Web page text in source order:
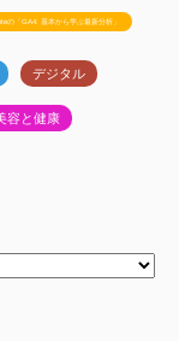
の「GA4: 基本から学ぶ最新分析」
デジタル
容と健康